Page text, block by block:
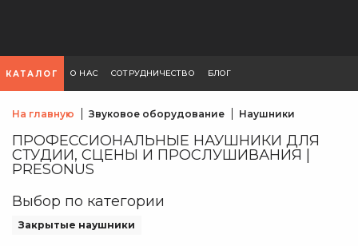
КАТАЛОГ О НАС СОТРУДНИЧЕСТВО БЛОГ
На главную Звуковое оборудование Наушники
ПРОФЕССИОНАЛЬНЫЕ НАУШНИКИ ДЛЯ
СТУДИИ, СЦЕНЫ И ПРОСЛУШИВАНИЯ |
PRESONUS
Выбор по категории
Закрытые наушники